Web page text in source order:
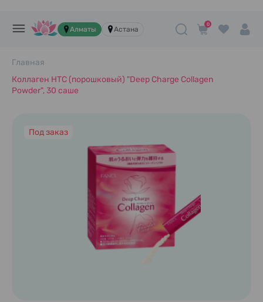
Алматы Астана
0
Главная
Коллаген HTC (порошковый) "Deep Charge Collagen
Powder", 30 саше
Под заказ